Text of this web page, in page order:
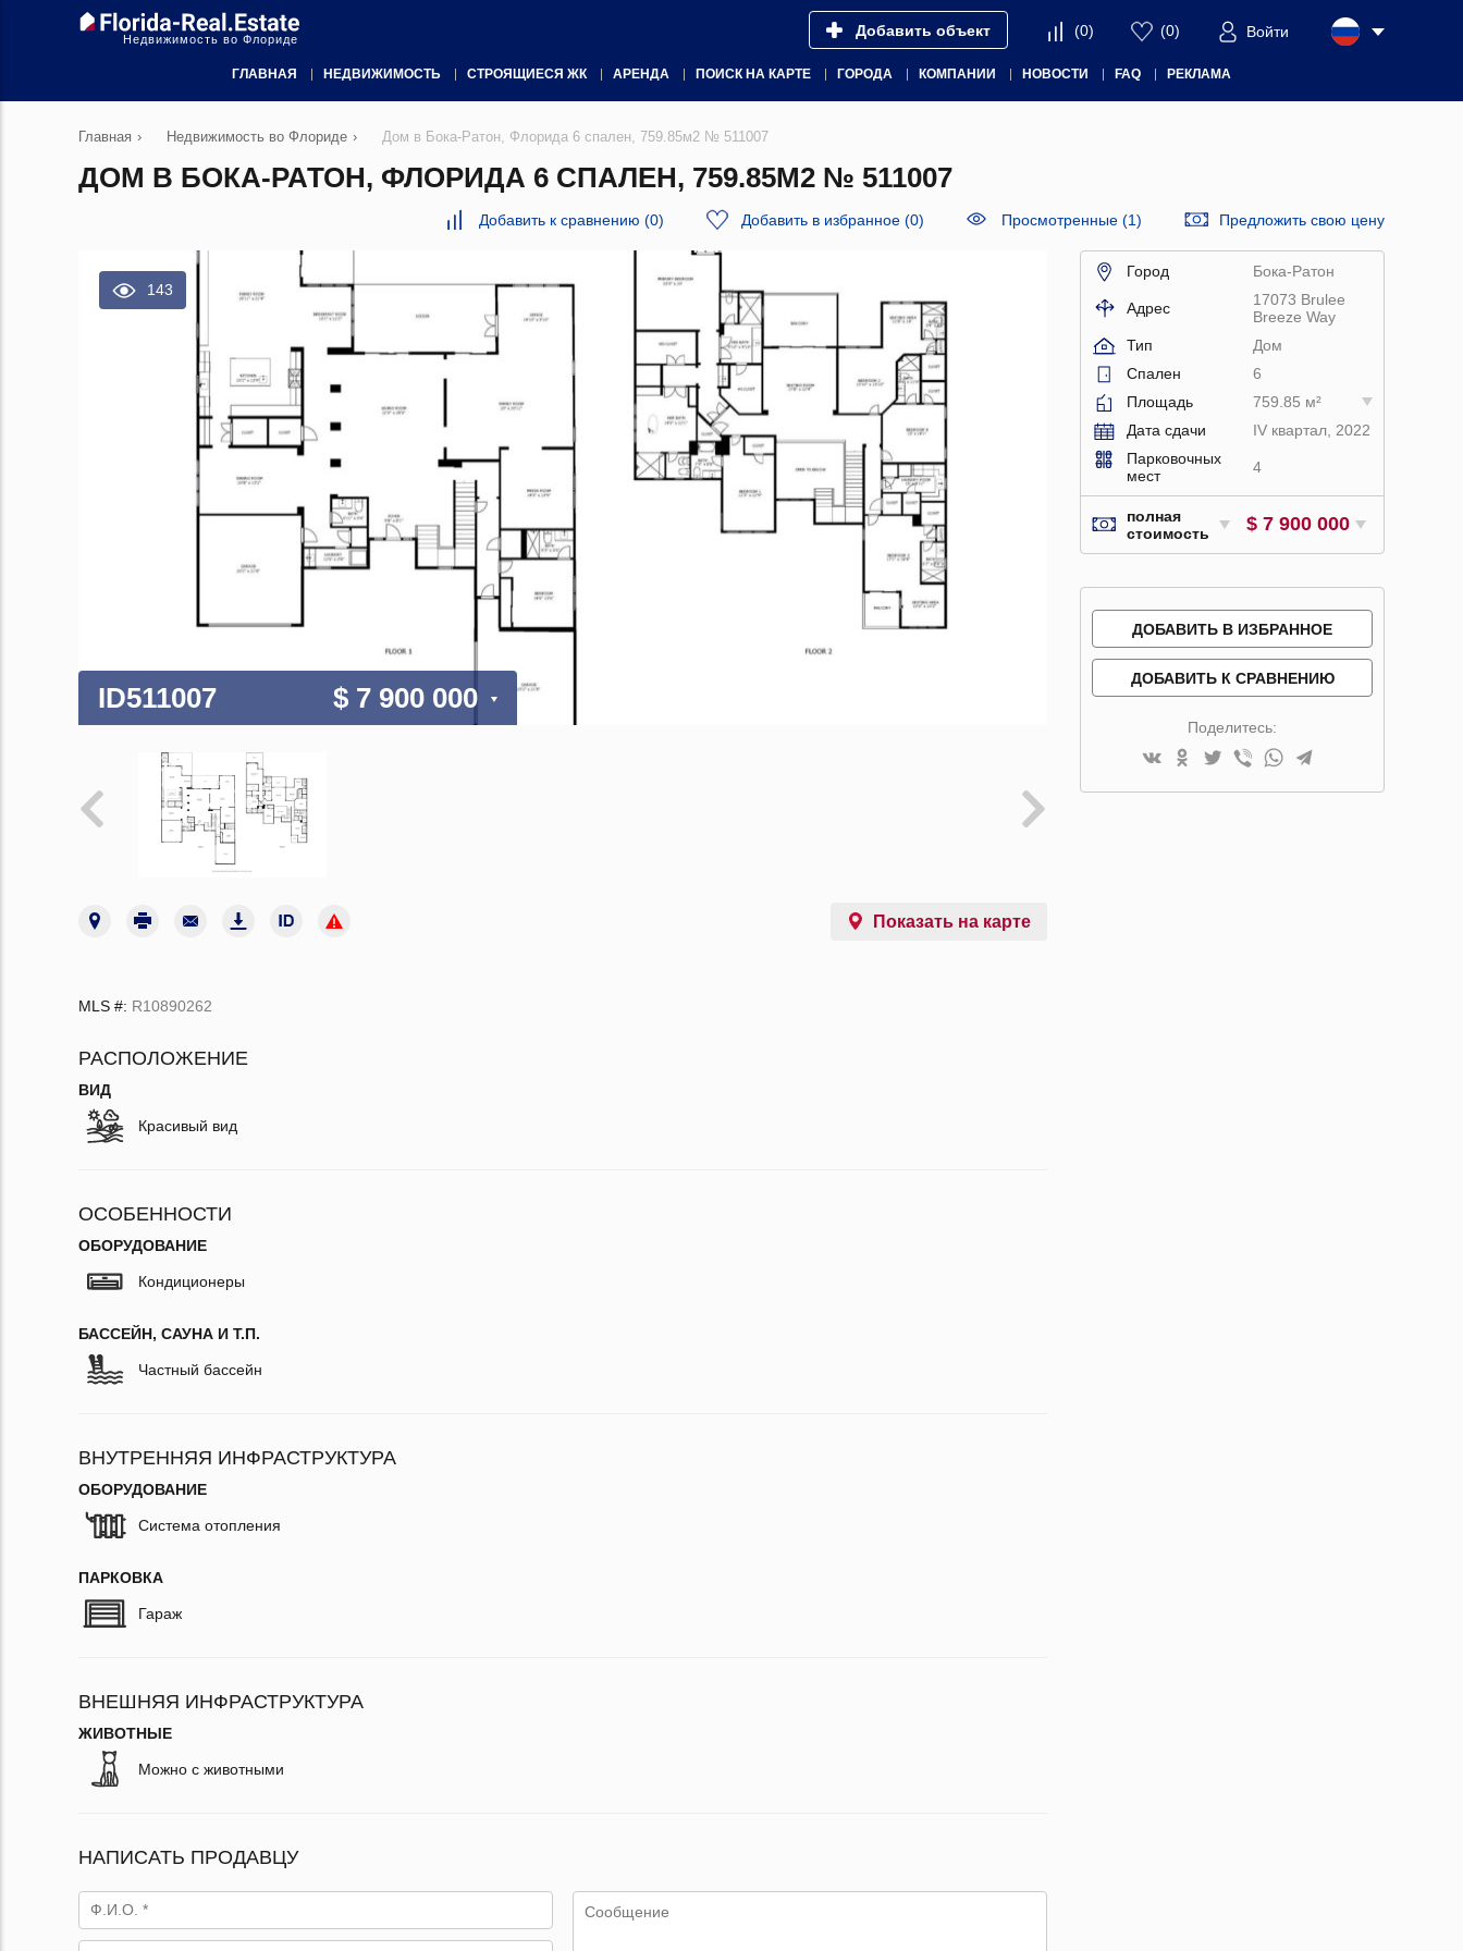
Недвижимость во Флориде Добавить объект (0) (0) Войти
ГЛАВНАЯ НЕДВИЖИМОСТЬ СТРОЯЩИЕСЯ ЖК АРЕНДА ПОИСК НА КАРТЕ ГОРОДА КОМПАНИИ НОВОСТИ FAQ РЕКЛАМА
Главная › Недвижимость во Флориде › Дом в Бока-Ратон, Флорида 6 спален, 759.85м2 № 511007
ДОМ В БОКА-РАТОН, ФЛОРИДА 6 СПАЛЕН, 759.85М2 № 511007
Добавить к сравнению (0) Добавить в избранное (0) Просмотренные (1) Предложить свою цену
143
ID511007 $ 7 900 000
Показать на карте
MLS #: R10890262
РАСПОЛОЖЕНИЕ
ВИД
Красивый вид
ОСОБЕННОСТИ
ОБОРУДОВАНИЕ
Кондиционеры
БАССЕЙН, САУНА И Т.П.
Частный бассейн
ВНУТРЕННЯЯ ИНФРАСТРУКТУРА
ОБОРУДОВАНИЕ
Система отопления
ПАРКОВКА
Гараж
ВНЕШНЯЯ ИНФРАСТРУКТУРА
ЖИВОТНЫЕ
Можно с животными
НАПИСАТЬ ПРОДАВЦУ
Город Бока-Ратон
Адрес
17073 Brulee
Breeze Way
Тип
Дом
Спален
6
Площадь
759.85 м²
Дата сдачи
IV квартал, 2022
Парковочных
мест
4
полная
стоимость
$ 7 900 000
ДОБАВИТЬ В ИЗБРАННОЕ
ДОБАВИТЬ К СРАВНЕНИЮ
Поделитесь: